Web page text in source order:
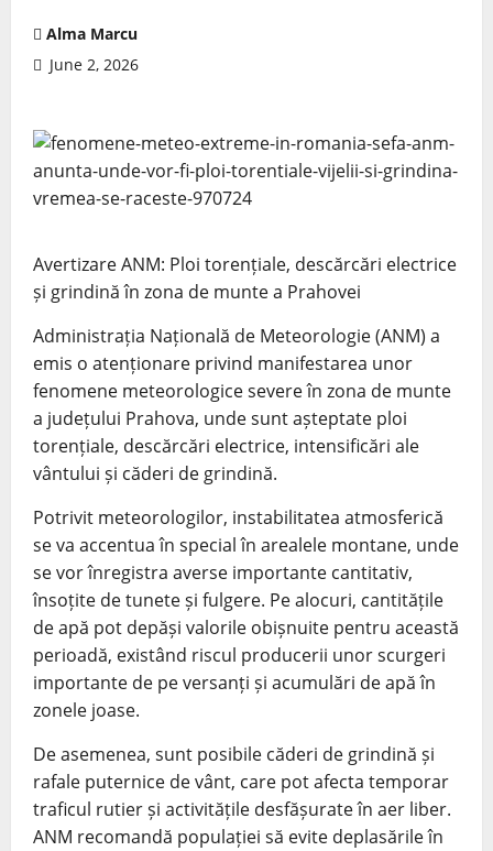
Alma Marcu
June 2, 2026
Avertizare ANM: Ploi torențiale, descărcări electrice
și grindină în zona de munte a Prahovei
Administrația Națională de Meteorologie (ANM) a
emis o atenționare privind manifestarea unor
fenomene meteorologice severe în zona de munte
a județului Prahova, unde sunt așteptate ploi
torențiale, descărcări electrice, intensificări ale
vântului și căderi de grindină.
Potrivit meteorologilor, instabilitatea atmosferică
se va accentua în special în arealele montane, unde
se vor înregistra averse importante cantitativ,
însoțite de tunete și fulgere. Pe alocuri, cantitățile
de apă pot depăși valorile obișnuite pentru această
perioadă, existând riscul producerii unor scurgeri
importante de pe versanți și acumulări de apă în
zonele joase.
De asemenea, sunt posibile căderi de grindină și
rafale puternice de vânt, care pot afecta temporar
traficul rutier și activitățile desfășurate în aer liber.
ANM recomandă populației să evite deplasările în